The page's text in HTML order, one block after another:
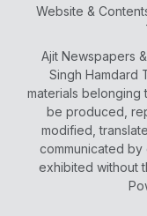
Website &
Ajit Newspapers
Singh Hamdard
materials belonging
be produced,
modified,
communicated
exhibited without